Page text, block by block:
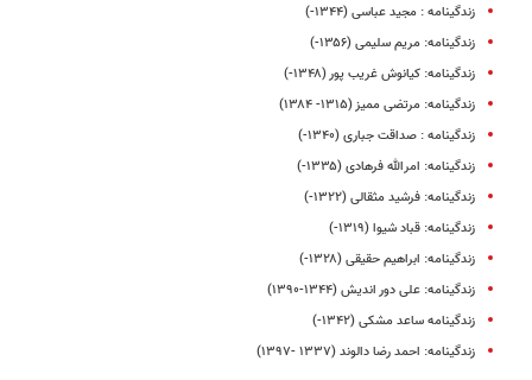
زندگینامه : مجید عباسی (۱۳۴۴-)
زندگینامه: مریم سلیمی (۱۳۵۶-)
زندگینامه: کیانوش غریب پور (۱۳۴۸-)
زندگینامه: مرتضی ممیز (۱۳۱۵- ۱۳۸۴)
زندگینامه : صداقت جباری (۱۳۴۰-)
زندگینامه: امرالله فرهادی (۱۳۳۵-)
زندگینامه: فرشید مثقالی (۱۳۲۲-)
زندگینامه: قباد شیوا (۱۳۱۹-)
زندگینامه: ابراهیم حقیقی (۱۳۲۸-)
زندگینامه: علی دور اندیش (۱۳۴۴-۱۳۹۰)
زندگینامه ساعد مشکی (۱۳۴۲-)
زندگینامه: احمد رضا دالوند (۱۳۳۷ -۱۳۹۷)